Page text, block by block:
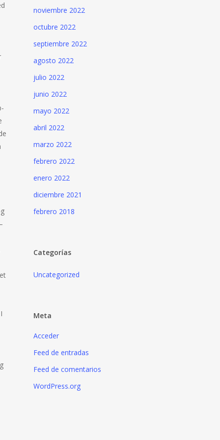
noviembre 2022
octubre 2022
septiembre 2022
agosto 2022
julio 2022
junio 2022
mayo 2022
abril 2022
marzo 2022
febrero 2022
enero 2022
diciembre 2021
febrero 2018
Categorías
Uncategorized
Meta
Acceder
Feed de entradas
Feed de comentarios
WordPress.org